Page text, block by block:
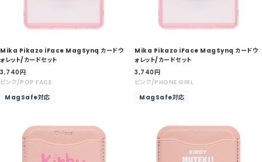
Mika Pikazo iFace MagSynq カードウ
ォレット/カードセット
セ
ー
価
3,740円
ピンク/POP FACE
MagSafe対応
Mika Pikazo iFace MagSynq カードウ
ォレット/カードセット
セ
ー
価
3,740円
ピンク/PHONE GIRL
MagSafe対応